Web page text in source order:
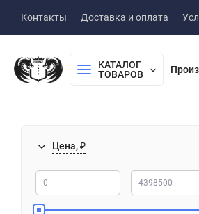
Контакты Доставка и оплата
КАТАЛОГ
ТОВАРОВ
Цена, ₽